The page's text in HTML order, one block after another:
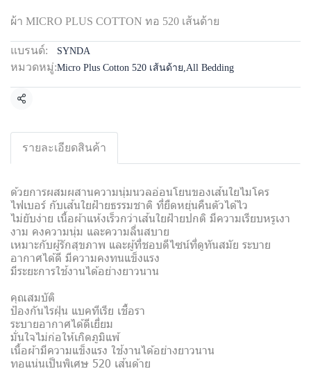
ผ้า MICRO PLUS COTTON ทอ 520 เส้นด้าย
แบรนด์: SYNDA
หมวดหมู่:Micro Plus Cotton 520 เส้นด้าย,All Bedding
แชร์
รายละเอียดสินค้า
ด้วยการผสมผสานความนุ่มนวลอ่อนโยนของเส้นใยไมโคร
ไฟเบอร์ กับเส้นใยฝ้ายธรรมชาติ ที่ยืดหยุ่นคืนตัวได้ไว
ไม่ยับง่าย เนื้อผ้าแห้งเร็วกว่าเส้นใยฝ้ายปกติ มีความเรียบหรูเงา
งาม คงความนุ่ม และความลื่นสบาย
เหมาะกับผู้รักสุขภาพ และผู้ที่ชอบดีไซน์ที่ดูทันสมัย ระบาย
อากาศได้ดี มีความคงทนแข็งแรง
มีระยะการใช้งานได้อย่างยาวนาน
คุณสมบัติ
ป้องกันไรฝุ่น แบคทีเรีย เชื้อรา
ระบายอากาศได้ดีเยี่ยม
มั่นใจไม่ก่อให้เกิดภูมิแพ้
เนื้อผ้ามีความแข็งแรง ใช้งานได้อย่างยาวนาน
ทอแน่นเป็นพิเศษ 520 เส้นด้าย